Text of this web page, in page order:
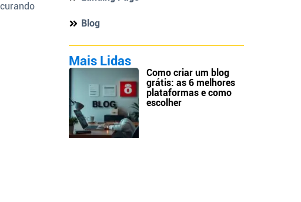
Blog
Mais Lidas
Como criar um blog
grátis: as 6 melhores
plataformas e como
escolher